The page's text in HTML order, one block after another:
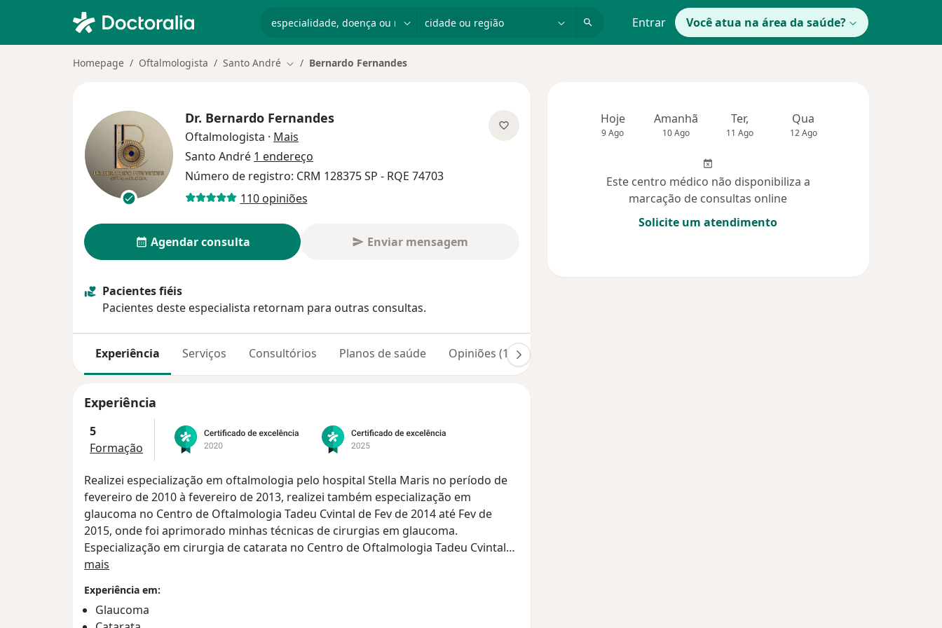
Entrar Você atua na área da saúde?
Homepage Oftalmologista Santo André Mudar de cidade
Bernardo Fernandes
Dr. Bernardo Fernandes
Oftalmologista · Mais
Santo André 1 endereço
Número de registro: CRM 128375 SP - RQE 74703
110 opiniões
Agendar consulta Enviar mensagem
Pacientes fiéis
Pacientes deste especialista retornam para outras consultas.
Experiência Serviços Consultórios Planos de saúde Opiniões (110)
Experiência
5
Formação
Realizei especialização em oftalmologia pelo hospital Stella Maris no período de
fevereiro de 2010 à fevereiro de 2013, realizei também especialização em
glaucoma no Centro de Oftalmologia Tadeu Cvintal de Fev de 2014 até Fev de
2015, onde foi aprimorado minhas técnicas de cirurgias em glaucoma.
Especialização em cirurgia de catarata no Centro de Oftalmologia Tadeu Cvintal
de março de 2015 à março de 2016, com um total de 512 cirurgias.
Fui membro integrante da COREME ( instância auxiliar da Comissão Nacional de
Residência Médica ) do centro de Oftalmologia Tadeu Cvintal, coordenador do
setor de catarata e preceptor do setor de glaucoma.
mais
Experiência em:
Glaucoma
Hoje
9 Ago
Amanhã
10 Ago
Ter,
11 Ago
Qua
12 Ago
Este centro médico não disponibiliza a
marcação de consultas online
Solicite um atendimento